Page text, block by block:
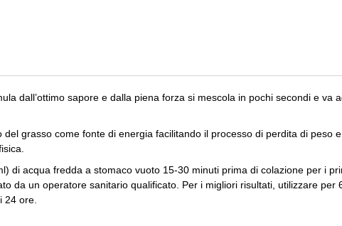
dall’ottimo sapore e dalla piena forza si mescola in pochi secondi e va
grasso come fonte di energia facilitando il processo di perdita di peso
di acqua fredda a stomaco vuoto 15-30 minuti prima di colazione per i
da un operatore sanitario qualificato. Per i migliori risultati, utilizzare per
24 ore.